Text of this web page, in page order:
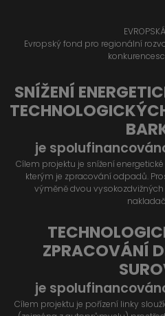
Evropský fond pro regionální
SNÍŽENÍ
je
Cílem projektu je snížení
kterým je zpracování odpadů.
výměně dvou
ZPRACOVÁNÍ
je
Cílem projektu je pořízení linky